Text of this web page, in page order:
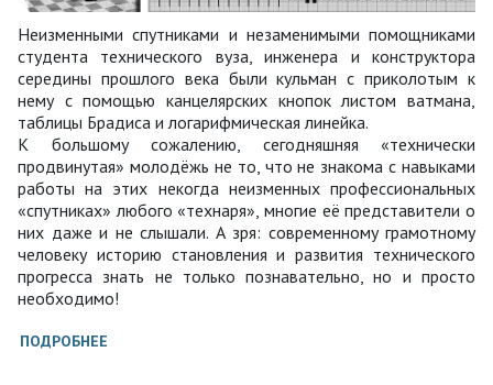
Неизменными спутниками и незаменимыми помощниками
студента технического вуза, инженера и конструктора
середины прошлого века были кульман с приколотым к
нему с помощью канцелярских кнопок листом ватмана,
таблицы Брадиса и логарифмическая линейка.
К большому сожалению, сегодняшняя «технически
продвинутая» молодёжь не то, что не знакома с навыками
работы на этих некогда неизменных профессиональных
«спутниках» любого «технаря», многие её представители о
них даже и не слышали. А зря: современному грамотному
человеку историю становления и развития технического
прогресса знать не только познавательно, но и просто
необходимо!
ПОДРОБНЕЕ